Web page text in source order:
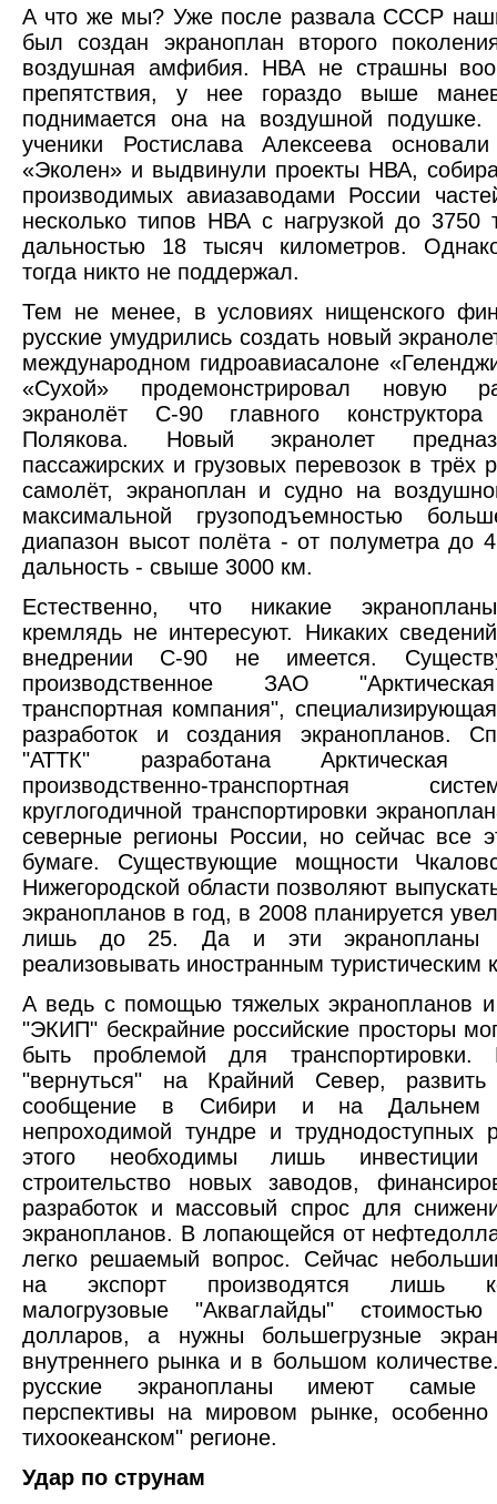
А что же мы? Уже после развала СССР
был создан экраноплан второго
воздушная амфибия. НВА не страшны
препятствия, у нее гораздо выше
поднимается она на воздушной
ученики Ростислава Алексеева
«Эколен» и выдвинули проекты НВА,
производимых авиазаводами России
несколько типов НВА с нагрузкой до 3750
дальностью 18 тысяч километров.
тогда никто не поддержал.
Тем не менее, в условиях нищенского
русские умудрились создать новый
международном гидроавиасалоне
«Сухой» продемонстрировал новую
экранолёт С-90 главного конструктора
Полякова. Новый экранолет
пассажирских и грузовых перевозок в трёх
самолёт, экраноплан и судно на
максимальной грузоподъемностью
диапазон высот полёта - от полуметра до
дальность - свыше 3000 км.
Естественно, что никакие
кремлядь не интересуют. Никаких
внедрении С-90 не имеется.
производственное ЗАО
транспортная компания",
разработок и создания экранопланов.
"АТТК" разработана Арктическая
производственно-транспортная
круглогодичной транспортировки
северные регионы России, но сейчас все
бумаге. Существующие мощности
Нижегородской области позволяют
экранопланов в год, в 2008 планируется
лишь до 25. Да и эти экранопланы
реализовывать иностранным туристическим
А ведь с помощью тяжелых экранопланов и
"ЭКИП" бескрайние российские просторы
быть проблемой для
"вернуться" на Крайний Север, развить
сообщение в Сибири и на Дальнем
непроходимой тундре и труднодоступных
этого необходимы лишь
строительство новых заводов,
разработок и массовый спрос для
экранопланов. В лопающейся от
легко решаемый вопрос. Сейчас
на экспорт производятся лишь
малогрузовые "Акваглайды"
долларов, а нужны большегрузные
внутреннего рынка и в большом
русские экранопланы имеют самые
перспективы на мировом рынке, особенно
тихоокеанском" регионе.
Удар по струнам